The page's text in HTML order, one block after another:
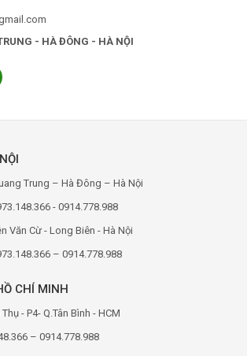
- HÀ ĐÔNG - HÀ NỘI
Trung – Hà Đông – Hà Nội
- 0914.778.988
Văn Cừ - Long Biên - Hà Nội
– 0914.778.988
CHÍ MINH
- P4- Q.Tân Bình - HCM
– 0914.778.988